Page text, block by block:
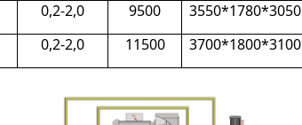
0,2-2,0 9500
3550*1780*3050
0,2-2,0 11500
3700*1800*3100